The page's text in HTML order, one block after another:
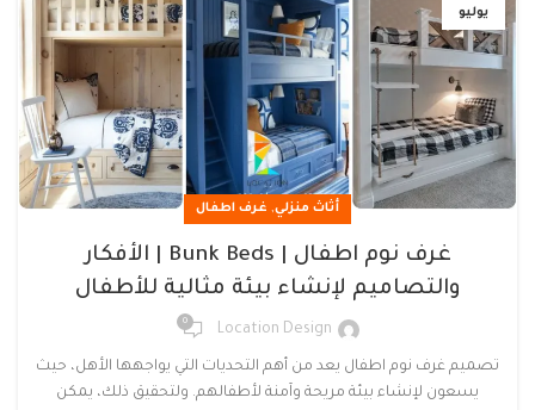
يوليو
أثاث منزلي, غرف اطفال
غرف نوم اطفال | Bunk Beds | الأفكار
والتصاميم لإنشاء بيئة مثالية للأطفال
Location Design
0
تصميم غرف نوم اطفال يعد من أهم التحديات التي يواجهها الأهل، حيث
يسعون لإنشاء بيئة مريحة وآمنة لأطفالهم. ولتحقيق ذلك، يمكن